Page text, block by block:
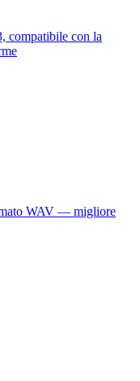
compatibile con la
WAV — migliore